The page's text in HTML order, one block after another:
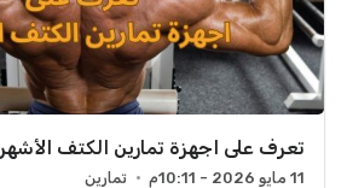
تعرف على اجهزة تمارين الكتف الأشهر
11 مايو 2026 - 10:11م تمارين